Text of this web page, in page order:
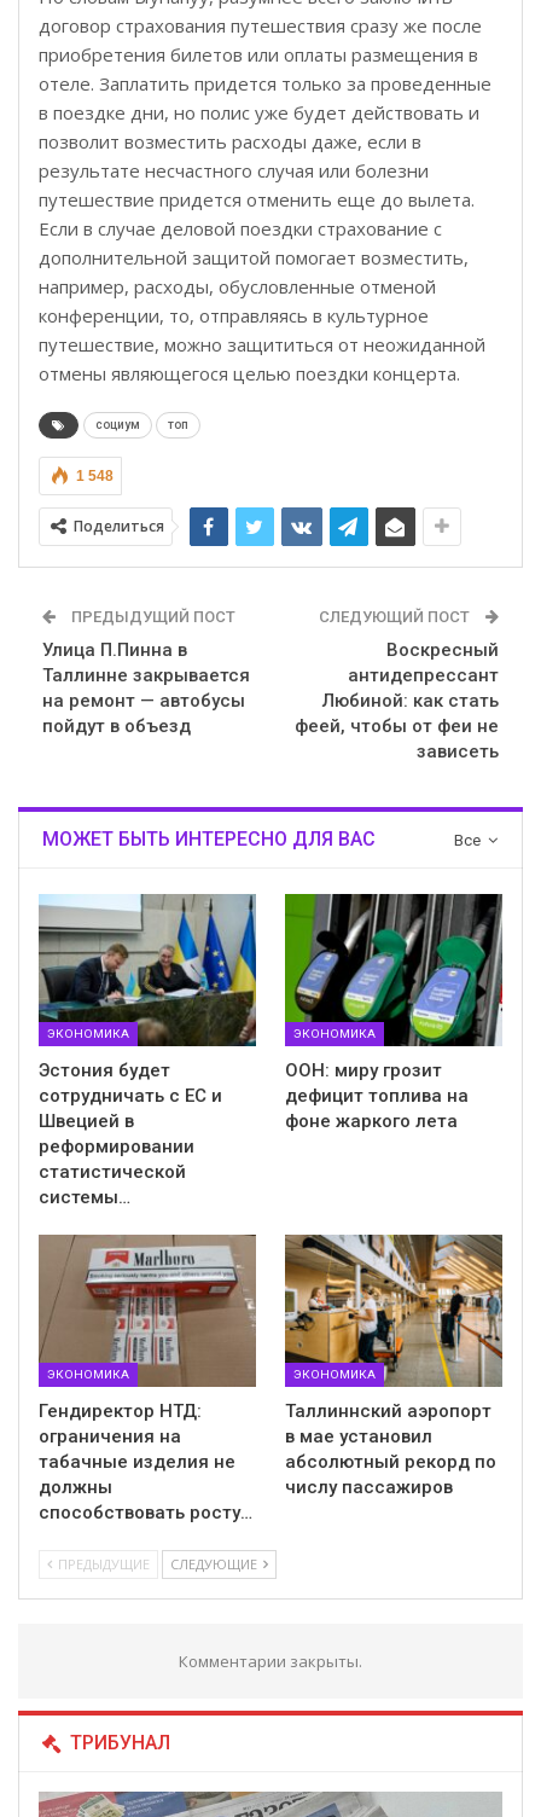
договор страхования путешествия сразу же после
приобретения билетов или оплаты размещения в
отеле. Заплатить придется только за проведенные
в поездке дни, но полис уже будет действовать и
позволит возместить расходы даже, если в
результате несчастного случая или болезни
путешествие придется отменить еще до вылета.
Если в случае деловой поездки страхование с
дополнительной защитой помогает возместить,
например, расходы, обусловленные отменой
конференции, то, отправляясь в культурное
путешествие, можно защититься от неожиданной
отмены являющегося целью поездки концерта.
социум топ
1 548
Поделиться
ПРЕДЫДУЩИЙ ПОСТ
Улица П.Пинна в
Таллинне закрывается
на ремонт — автобусы
пойдут в объезд
СЛЕДУЮЩИЙ ПОСТ
Воскресный
антидепрессант
Любиной: как стать
феей, чтобы от феи не
зависеть
Все
МОЖЕТ БЫТЬ ИНТЕРЕСНО ДЛЯ ВАС
ЭКОНОМИКА
Эстония будет
сотрудничать с ЕС и
Швецией в
реформировании
статистической
системы…
ЭКОНОМИКА
ООН: миру грозит
дефицит топлива на
фоне жаркого лета
ЭКОНОМИКА
Гендиректор НТД:
ограничения на
табачные изделия не
должны
способствовать росту…
ЭКОНОМИКА
Таллиннский аэропорт
в мае установил
абсолютный рекорд по
числу пассажиров
ПРЕДЫДУЩИЕ СЛЕДУЮЩИЕ
Комментарии закрыты.
ТРИБУНАЛ